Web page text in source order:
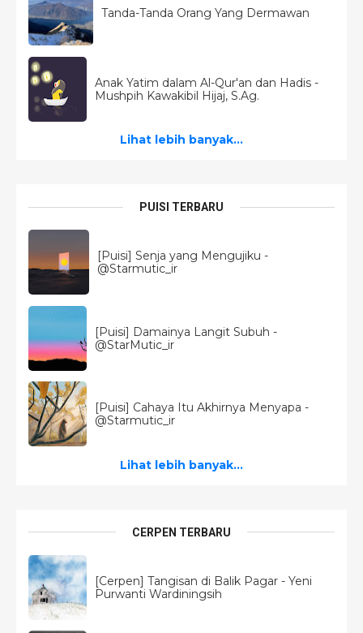
Tanda-Tanda Orang Yang Dermawan
Anak Yatim dalam Al-Qur'an dan Hadis -
Mushpih Kawakibil Hijaj, S.Ag.
Lihat lebih banyak...
PUISI TERBARU
[Puisi] Senja yang Mengujiku -
@Starmutic_ir
[Puisi] Damainya Langit Subuh -
@StarMutic_ir
[Puisi] Cahaya Itu Akhirnya Menyapa -
@Starmutic_ir
Lihat lebih banyak...
CERPEN TERBARU
[Cerpen] Tangisan di Balik Pagar - Yeni
Purwanti Wardiningsih